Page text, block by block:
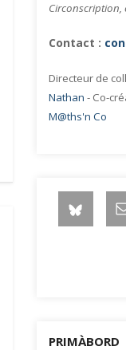
Circonscription,
Contact :
Directeur de
Nathan - Co-
M@ths'n Co
PRIMÀBORD